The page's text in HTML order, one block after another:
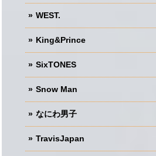
WEST.
King&Prince
SixTONES
Snow Man
なにわ男子
TravisJapan